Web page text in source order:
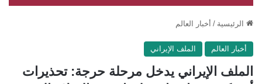
الرئيسية / أخبار العالم
أخبار العالم الملف الإيراني
الملف الإيراني يدخل مرحلة حرجة: تحذيرات